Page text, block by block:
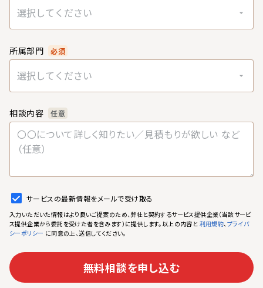
選択してください
所属部門 必須
選択してください
相談内容 任意
サービスの最新情報をメールで受け取る
入力いただいた情報はより良いご提案のため、弊社と契約するサービス提供企業（当該サービ
ス提供企業から委託を受けた者を含みます）に提供します。以上の内容と 利用規約、プライバ
シーポリシー に同意の上、送信してください。
無料相談を申し込む